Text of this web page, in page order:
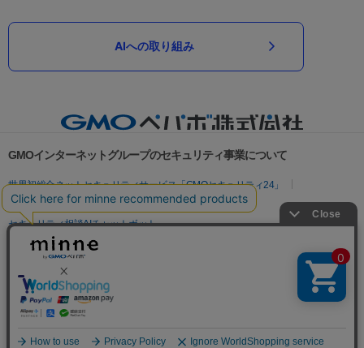
AIへの取り組み
GMOインターネットグループのセキュリティ事業について
世界初総合ネットセキュリティサービス「GMOセキュリティ24」
パスワード漏洩診断
Webサイトリスク診断
セキュリティ相談AIチャットボット
実在証明・盗聴対策
サイバー攻撃対策（GMO Flatt Security）
セキュリティ事業の軌跡